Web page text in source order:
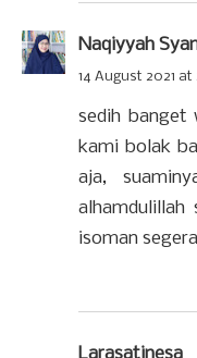
Naqiyyah
14 August 2021 at
sedih banget
kami bolak
aja,
alhamdulillah
isoman